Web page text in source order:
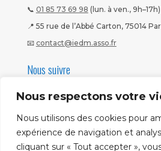
Nous respectons votre
Nous utilisons des cookies pour
expérience de navigation et
cliquant sur « Tout accepter »,
📞 01 85 73 69 98 (lun. à ven., 9h–17h)
📍 55 rue de l’Abbé Carton, 75014
📧 contact@iedm.asso.fr
Nous suivre